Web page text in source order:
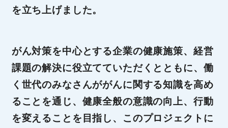
を立ち上げました。
がん対策を中心とする企業の健康施策、 経営
課題の解決に役立てていただくとともに、 働
く世代のみなさんががんに関する知識を高め
ることを通じ、 健康全般の意識の向上、行動
を変えることを目指し、
このプロジェクトに